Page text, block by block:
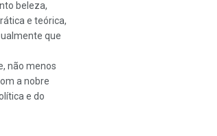
beleza,
e teórica,
que
não menos
a nobre
e do